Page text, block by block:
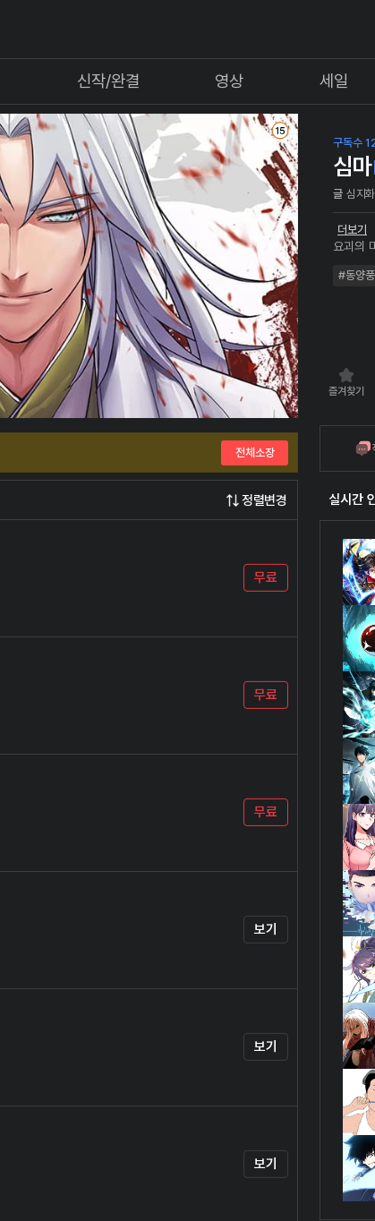
신작/완결 영상 세일
구독수
심마
글 심지
더보기
요괴의
의사였
보면 이런 질
가?" "
는구나..." *심마: 사마(四魔) 중 하나로, 몸과
#동양풍
즐겨찾기
실시간
전체소장
정렬변경
무료
무료
무료
보기
보기
보기